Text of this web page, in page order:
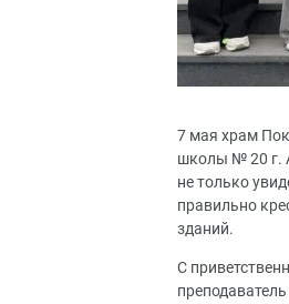
7 мая храм
школы № 20 г.
не только
правильно
зданий.
С